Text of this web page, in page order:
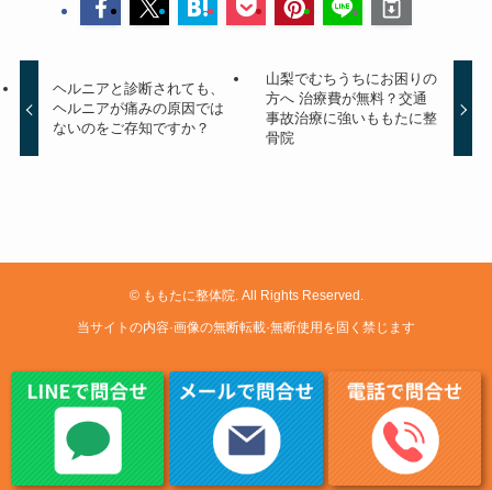
ヘルニアと診断されても、
ヘルニアが痛みの原因では
ないのをご存知ですか？
山梨でむちうちにお困りの
方へ 治療費が無料？交通
事故治療に強いももたに整
骨院
©ももたに整体院. All Rights Reserved.
当サイトの内容·画像の無断転載·無断使用を固く禁じます